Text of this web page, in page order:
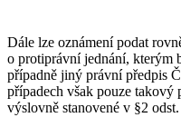
Dále lze oznámení podat
o protiprávní jednání, kterým
případně jiný právní předpis
případech však pouze takový
výslovně stanovené v §2